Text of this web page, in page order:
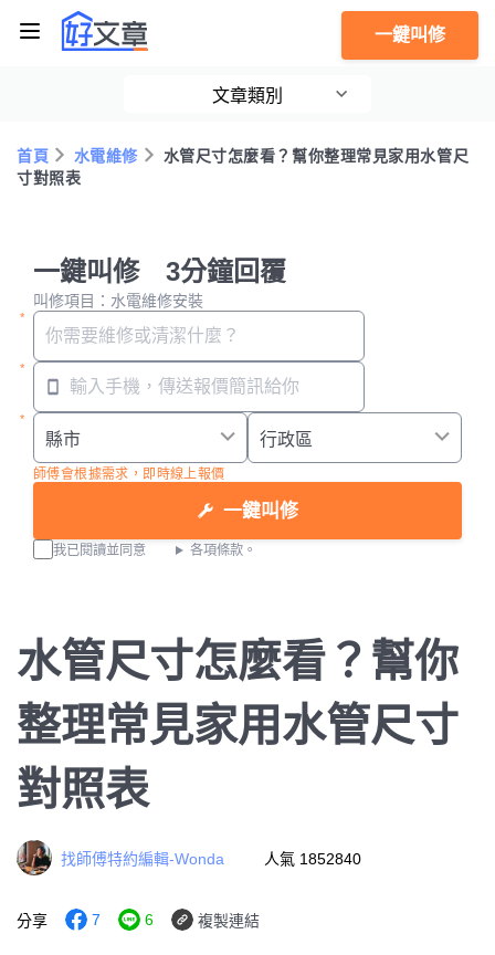
一鍵叫修
文章類別
首頁 水電維修
水管尺寸怎麼看？幫你整理常見家用水管尺
寸對照表
一鍵叫修 3分鐘回覆
叫修項目：水電維修安裝
師傅會根據需求，即時線上報價
一鍵叫修
我已閱讀並同意 各項條款。
水管尺寸怎麼看？幫你
整理常見家用水管尺寸
對照表
找師傅特約編輯-Wonda 人氣 1852840
分享 7 6 複製連結